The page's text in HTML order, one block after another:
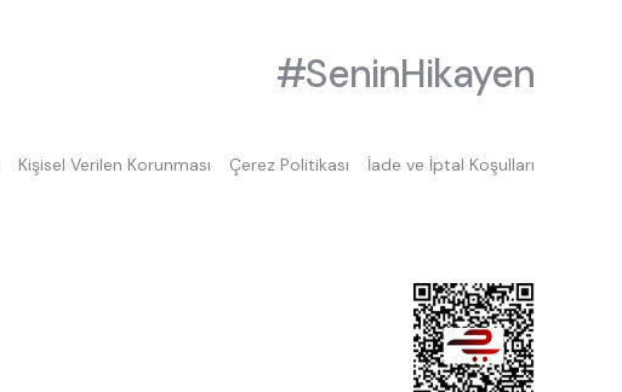
#SeninHikayen
Kişisel Verilen Korunması Çerez Politikası İade ve İptal Koşulları